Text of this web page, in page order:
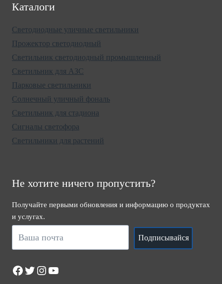
Каталоги
Светодиодные уличные светильники
Прожектор светодиодный
Светильник светодиодный промышленный
Светильник для АЗС
Парковые светильники
Солнечный уличный фональ
Светильник для стадиона
Сигналы светофора
Светильники для растений
Не хотите ничего пропустить?
Получайте первыми обновления и информацию о продуктах
и услугах.
Подписывайся
Facebook
Twitter
Instagram
YouTube